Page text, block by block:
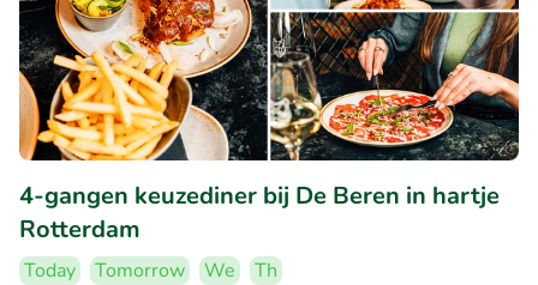
4-gangen keuzediner bij De Beren in hartje
Rotterdam
Today Tomorrow We
Th